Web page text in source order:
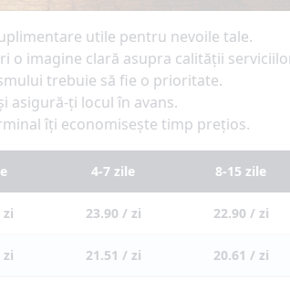
utile pentru nevoile tale.
imagine clară asupra calității
trebuie să fie o prioritate.
asigură-ți locul în avans.
îți economisește timp prețios.
4-7 zile 8-15 zile
zi 23.90 / zi 22.90 / zi
zi 21.51 / zi 20.61 / zi